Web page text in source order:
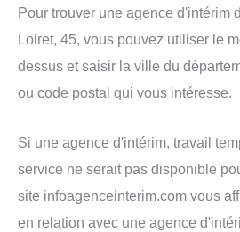
Pour trouver une agence d'intérim
Loiret, 45, vous pouvez utiliser le
dessus et saisir la ville du
ou code postal qui vous intéresse.
Si une agence d'intérim, travail
service ne serait pas disponible
site infoagenceinterim.com vous
en relation avec une agence